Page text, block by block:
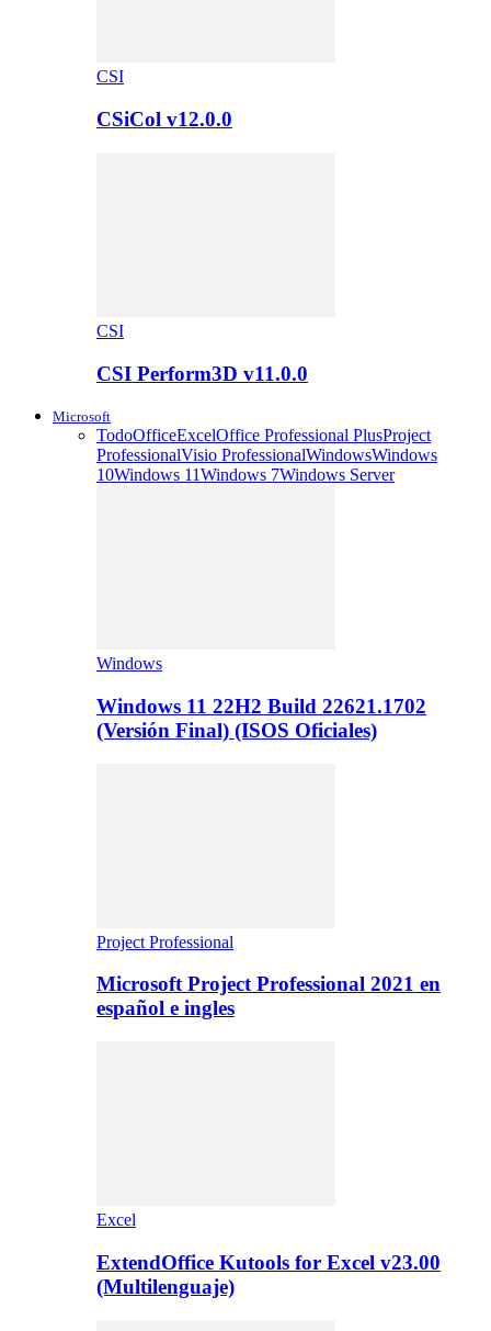
CSI
CSiCol v12.0.0
CSI
CSI Perform3D v11.0.0
Microsoft
TodoOfficeExcelOffice Professional PlusProject
ProfessionalVisio ProfessionalWindowsWindows
10Windows 11Windows 7Windows Server
Windows
Windows 11 22H2 Build 22621.1702
(Versión Final) (ISOS Oficiales)
Project Professional
Microsoft Project Professional 2021 en
español e ingles
Excel
ExtendOffice Kutools for Excel v23.00
(Multilenguaje)